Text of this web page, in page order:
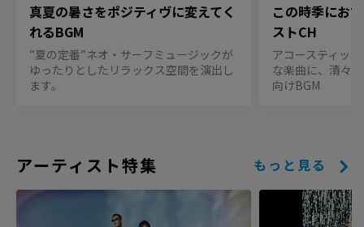
真夏の暑さをポジティヴに変えてく
れるBGM
”夏の定番”ネオ・サーフミュージックが
ゆったりとしたリラックス空間を演出し
ます。
この時季にお
ストCH
アコースティッ
な楽曲に、清々
向けBGM
アーティスト特集 もっと見る